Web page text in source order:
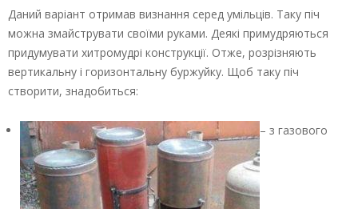
Даний варіант отримав визнання серед умільців. Таку піч
можна змайструвати своїми руками. Деякі примудряються
придумувати хитромудрі конструкції. Отже, розрізняють
вертикальну і горизонтальну буржуйку. Щоб таку піч
створити, знадобиться:
– з газового